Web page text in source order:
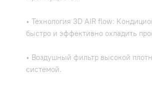
• Технология 3D AIR flow:
быстро и эффективно охладить
• Воздушный фильтр высокой
системой.